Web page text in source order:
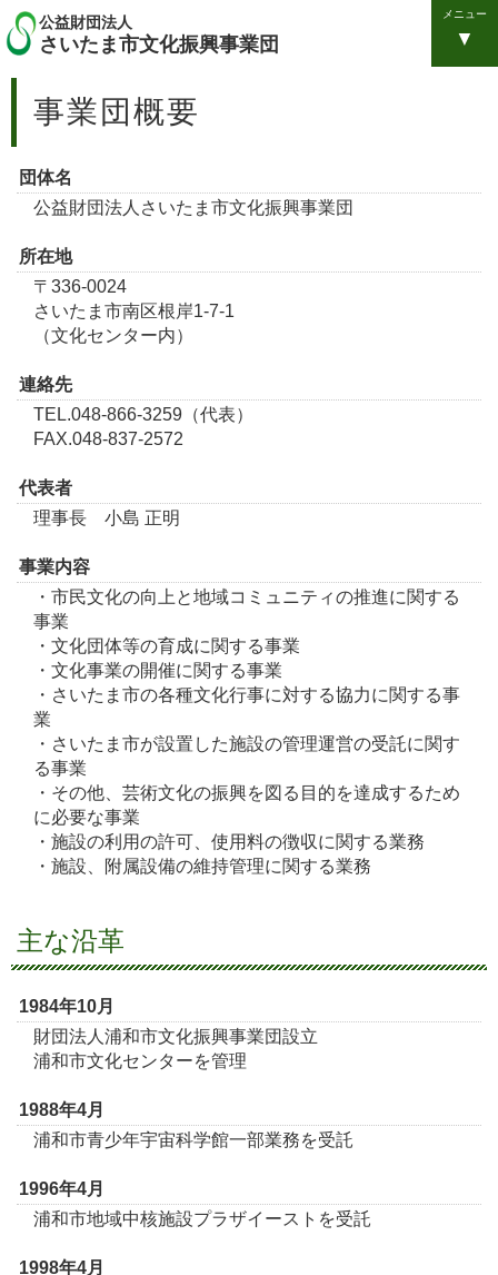
公益財団法人
さいたま市文化振興事業団
メニュー
事業団概要
団体名
公益財団法人さいたま市文化振興事業団
所在地
〒336-0024
さいたま市南区根岸1-7-1
（文化センター内）
連絡先
TEL.048-866-3259（代表）
FAX.048-837-2572
代表者
理事長 小島 正明
事業内容
・市民文化の向上と地域コミュニティの推進に関する
事業
・文化団体等の育成に関する事業
・文化事業の開催に関する事業
・さいたま市の各種文化行事に対する協力に関する事
業
・さいたま市が設置した施設の管理運営の受託に関す
る事業
・その他、芸術文化の振興を図る目的を達成するため
に必要な事業
・施設の利用の許可、使用料の徴収に関する業務
・施設、附属設備の維持管理に関する業務
主な沿革
1984年10月
財団法人浦和市文化振興事業団設立
浦和市文化センターを管理
1988年4月
浦和市青少年宇宙科学館一部業務を受託
1996年4月
浦和市地域中核施設プラザイーストを受託
1998年4月